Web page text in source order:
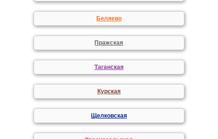
Беляево
Пражская
Таганская
Курская
Щелковская